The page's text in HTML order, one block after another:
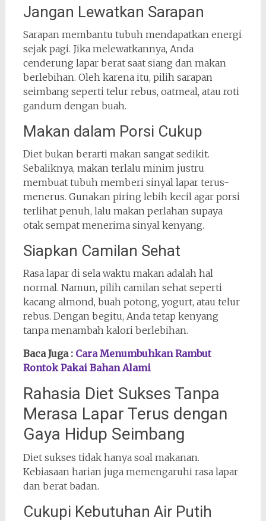
Jangan Lewatkan Sarapan
Sarapan membantu tubuh mendapatkan energi
sejak pagi. Jika melewatkannya, Anda
cenderung lapar berat saat siang dan makan
berlebihan. Oleh karena itu, pilih sarapan
seimbang seperti telur rebus, oatmeal, atau roti
gandum dengan buah.
Makan dalam Porsi Cukup
Diet bukan berarti makan sangat sedikit.
Sebaliknya, makan terlalu minim justru
membuat tubuh memberi sinyal lapar terus-
menerus. Gunakan piring lebih kecil agar porsi
terlihat penuh, lalu makan perlahan supaya
otak sempat menerima sinyal kenyang.
Siapkan Camilan Sehat
Rasa lapar di sela waktu makan adalah hal
normal. Namun, pilih camilan sehat seperti
kacang almond, buah potong, yogurt, atau telur
rebus. Dengan begitu, Anda tetap kenyang
tanpa menambah kalori berlebihan.
Baca Juga : Cara Menumbuhkan Rambut
Rontok Pakai Bahan Alami
Rahasia Diet Sukses Tanpa
Merasa Lapar Terus dengan
Gaya Hidup Seimbang
Diet sukses tidak hanya soal makanan.
Kebiasaan harian juga memengaruhi rasa lapar
dan berat badan.
Cukupi Kebutuhan Air Putih